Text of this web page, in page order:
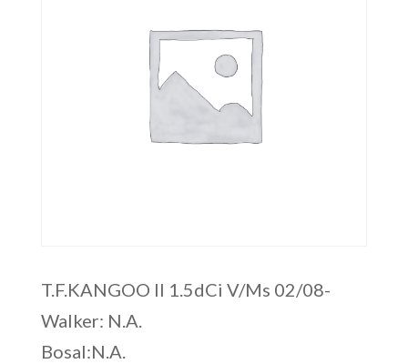
T.F.KANGOO II 1.5dCi V/Ms 02/08-
Walker: N.A.
Bosal:N.A.